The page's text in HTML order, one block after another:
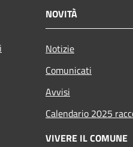
NOVITÀ
Notizie
Comunicati
Avvisi
Calendario 2025
VIVERE IL COMUNE